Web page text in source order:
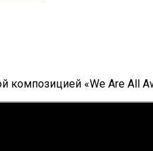
«We Are All